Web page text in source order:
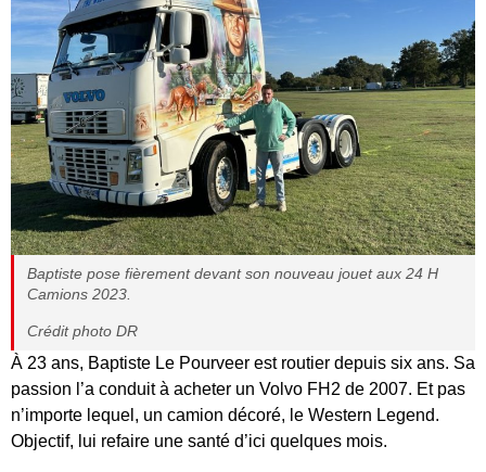
Baptiste pose fièrement devant son nouveau jouet aux 24 H
Camions 2023.
Crédit photo DR
À 23 ans, Baptiste Le Pourveer est routier depuis six ans. Sa
passion l’a conduit à acheter un Volvo FH2 de 2007. Et pas
n’importe lequel, un camion décoré, le Western Legend.
Objectif, lui refaire une santé d’ici quelques mois.